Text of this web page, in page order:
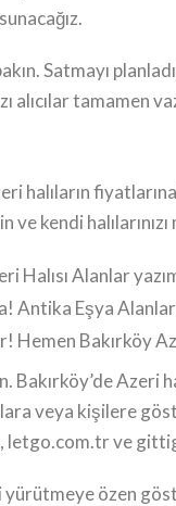
Satmayı
alıcılar tamamen
halıların
ve kendi
Alanlar
Antika Eşya
Hemen Bakırköy
Bakırköy’de
veya kişilere
letgo.com.tr ve
özen